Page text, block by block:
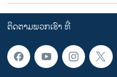
ຕິດຕາມພວກເຮົາ ທີ່